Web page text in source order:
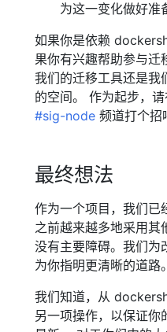
为这一变化做好准
如果你是依赖
果你有兴趣帮助参与迁
我们的迁移工具还是我
的空间。 作为起步，请
#sig-node 频道打个招
最终想法
作为一个项目，我们
之前越来越多地采用其
没有主要障碍。我们为
为你指明更清晰的道路。
我们知道，从
另一项操作，以保证